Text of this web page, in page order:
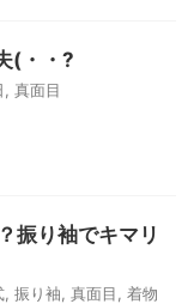
(・・?
真面目
振り袖でキマリ
振り袖 真面目 着物